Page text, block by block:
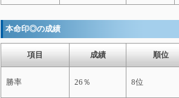
本命印◎の成績
項目 成績 順位
勝率 26％ 8位